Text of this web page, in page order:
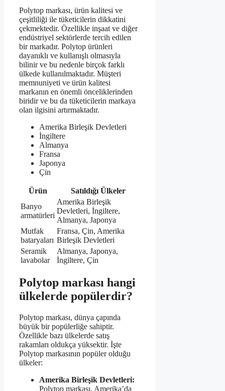
Polytop markası, ürün kalitesi ve
çeşitliliği ile tüketicilerin dikkatini
çekmektedir. Özellikle inşaat ve diğer
endüstriyel sektörlerde tercih edilen
bir markadır. Polytop ürünleri
dayanıklı ve kullanışlı olmasıyla
bilinir ve bu nedenle birçok farklı
ülkede kullanılmaktadır. Müşteri
memnuniyeti ve ürün kalitesi
markanın en önemli önceliklerinden
biridir ve bu da tüketicilerin markaya
olan ilgisini artırmaktadır.
Amerika Birleşik Devletleri
İngiltere
Almanya
Fransa
Japonya
Çin
Ürün
Satıldığı Ülkeler
Banyo
armatürleri
Amerika Birleşik
Devletleri, İngiltere,
Almanya, Japonya
Mutfak
bataryaları
Fransa, Çin, Amerika
Birleşik Devletleri
Seramik
lavabolar
Almanya, Japonya,
İngiltere, Çin
Polytop markası hangi
ülkelerde popülerdir?
Polytop markası, dünya çapında
büyük bir popülerliğe sahiptir.
Özellikle bazı ülkelerde satış
rakamları oldukça yüksektir. İşte
Polytop markasının popüler olduğu
ülkeler:
Amerika Birleşik Devletleri:
Polytop markası, Amerika’da